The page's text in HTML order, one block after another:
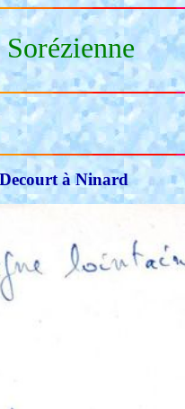
Sorézienne
à Ninard